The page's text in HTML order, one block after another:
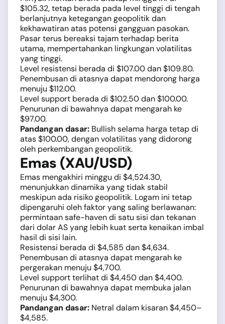
$105.32, tetap berada pada level tinggi di tengah
berlanjutnya ketegangan geopolitik dan
kekhawatiran atas potensi gangguan pasokan.
Pasar terus bereaksi tajam terhadap berita
utama, mempertahankan lingkungan volatilitas
yang tinggi.
Level resistensi berada di $107.00 dan $109.80.
Penembusan di atasnya dapat mendorong harga
menuju $112.00.
Level support berada di $102.50 dan $100.00.
Penurunan di bawahnya dapat mengarah ke
$97.00.
Pandangan dasar: Bullish selama harga tetap di
atas $100.00, dengan volatilitas yang didorong
oleh perkembangan geopolitik.
Emas (XAU/USD)
Emas mengakhiri minggu di $4,524.30,
menunjukkan dinamika yang tidak stabil
meskipun ada risiko geopolitik. Logam ini tetap
dipengaruhi oleh faktor yang saling berlawanan:
permintaan safe-haven di satu sisi dan tekanan
dari dolar AS yang lebih kuat serta kenaikan imbal
hasil di sisi lain.
Resistensi berada di $4,585 dan $4,634.
Penembusan di atasnya dapat mengarah ke
pergerakan menuju $4,700.
Level support terlihat di $4,450 dan $4,400.
Penurunan di bawahnya dapat membuka jalan
menuju $4,300.
Pandangan dasar: Netral dalam kisaran $4,450–
$4,585.